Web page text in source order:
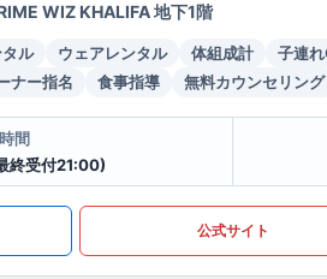
WIZ KHALIFA 地下1階
ル ウェアレンタル 体組成計
子連
ナー指名 食事指導 無料カウンセリング
間
終受付21:00)
公式サイト